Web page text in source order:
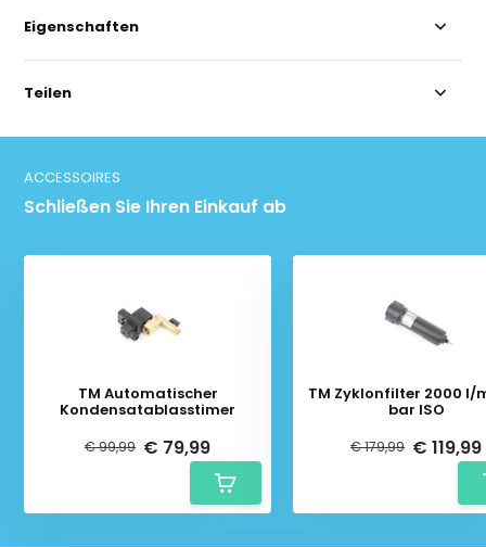
Eigenschaften
Teilen
ACCESSOIRES
Schließen Sie Ihren Einkauf ab
TM Automatischer
Kondensatablasstimer
€ 99,99 € 79,99
TM Zyklonfilter 2000 l/
bar ISO
€ 179,99 € 119,99